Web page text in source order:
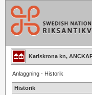
Karlskrona kn,
Anlaggning - Historik
Historik